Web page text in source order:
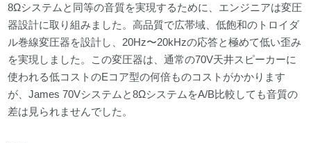
8Ωシステムと同等の音質を実現するために、エンジニアは変圧
器設計に取り組みました。高品質で広帯域、低飽和のトロイダ
ル巻線変圧器を設計し、20Hz〜20kHzの応答と極めて低い歪み
を実現しました。この変圧器は、通常の70V天井スピーカーに
使われる低コストのEコア型の何倍ものコストがかかります
が、James 70Vシステムと8ΩシステムをA/B比較しても音質の
差は見られませんでした。